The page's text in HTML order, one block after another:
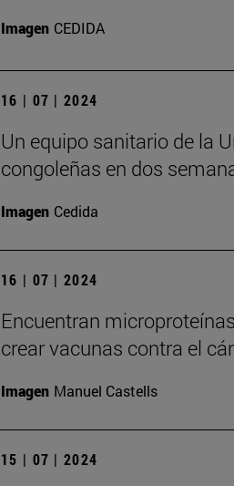
Imagen CEDIDA
16 | 07 | 2024
Un equipo sanitario de la
congoleñas en dos
Imagen Cedida
16 | 07 | 2024
Encuentran
crear vacunas contra el
Imagen Manuel Castells
15 | 07 | 2024